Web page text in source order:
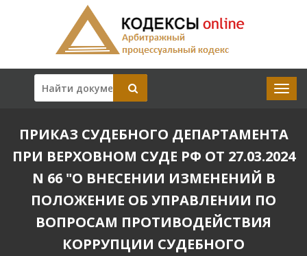
ПРИКАЗ СУДЕБНОГО ДЕПАРТАМЕНТА
ПРИ ВЕРХОВНОМ СУДЕ РФ ОТ 27.03.2024
N 66 "О ВНЕСЕНИИ ИЗМЕНЕНИЙ В
ПОЛОЖЕНИЕ ОБ УПРАВЛЕНИИ ПО
ВОПРОСАМ ПРОТИВОДЕЙСТВИЯ
КОРРУПЦИИ СУДЕБНОГО